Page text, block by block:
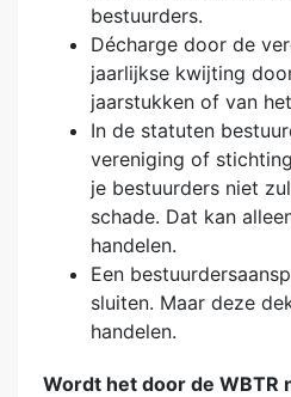
bestuurders.
Décharge door de
jaarlijkse kwijting
jaarstukken of van
In de statuten
vereniging of
je bestuurders niet
schade. Dat kan
handelen.
Een
sluiten. Maar deze
handelen.
Wordt het door de WBTR